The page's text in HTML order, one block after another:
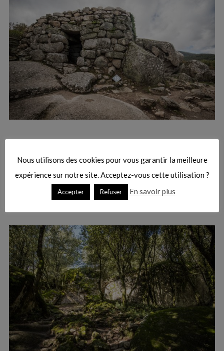
Nous utilisons des cookies pour vous garantir la meilleure
expérience sur notre site. Acceptez-vous cette utilisation ?
Accepter Refuser En savoir plus